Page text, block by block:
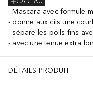
Mascara avec formule
donne aux cils une
sépare les poils fins
avec une tenue extra
DÉTAILS PRODUIT